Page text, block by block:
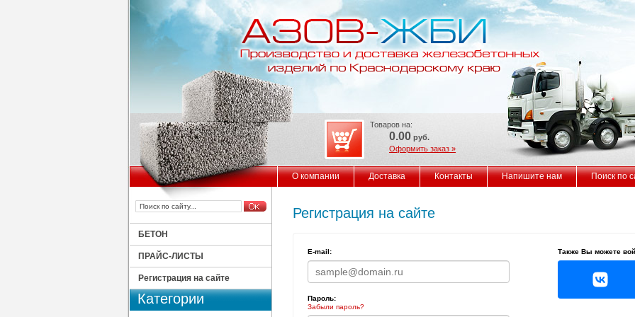
О компании Доставка Контакты Напишите нам Поиск по
Товаров на:
0.00 руб.
Оформить заказ »
БЕТОН
ПРАЙС-ЛИСТЫ
Регистрация на сайте
Категории
Регистрация на сайте
E-mail:
Пароль:
Забыли пароль?
Также Вы можете